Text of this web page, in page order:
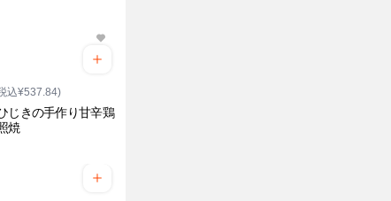
込¥537.84)
じきの手作り甘辛鶏
焼